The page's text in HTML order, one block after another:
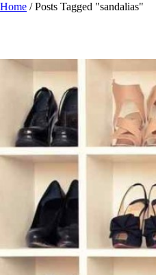
Home /Posts Tagged "sandalias"